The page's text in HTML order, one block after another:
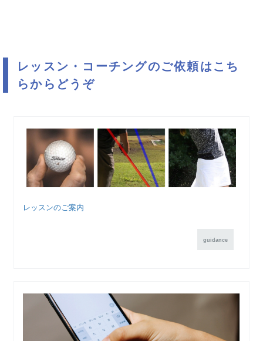
レッスン・コーチングのご依頼はこち
らからどうぞ
レッスンのご案内
guidance